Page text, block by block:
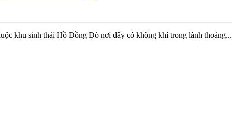
Lucky
House
khu sinh thái Hồ Đồng Đò nơi đây có không khí trong lành thoáng...